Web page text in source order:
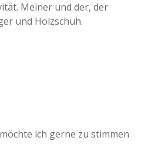
Meiner und der, der
und Holzschuh.
ich gerne zu stimmen